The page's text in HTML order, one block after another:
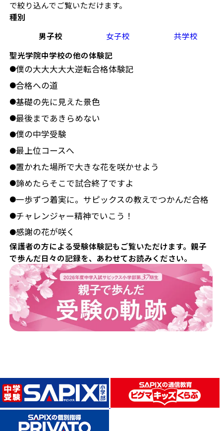
で絞り込んでご覧いただけます。
種別
男子校
女子校
共学校
聖光学院中学校の他の体験記
●僕の大大大大大逆転合格体験記
●合格への道
●基礎の先に見えた景色
●最後まであきらめない
●僕の中学受験
●最上位コースへ
●置かれた場所で大きな花を咲かせよう
●諦めたらそこで試合終了ですよ
●一歩ずつ着実に。サピックスの教えでつかんだ合格
●チャレンジャー精神でいこう！
●感謝の花が咲く
保護者の方による受験体験記もご覧いただけます。親子
で歩んだ日々の記録を、あわせてお読みください。